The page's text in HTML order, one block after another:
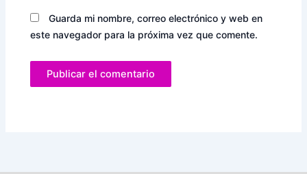
Guarda mi nombre, correo electrónico y web en
este navegador para la próxima vez que comente.